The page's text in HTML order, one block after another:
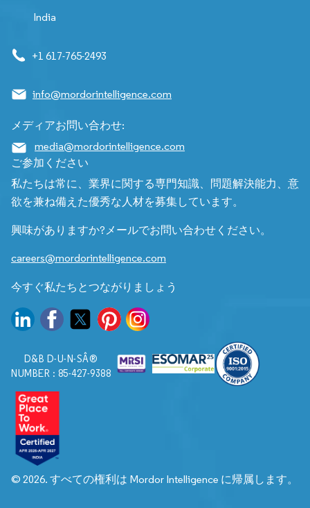
India
+1 617-765-2493
info@mordorintelligence.com
メディアお問い合わせ:
media@mordorintelligence.com
ご参加ください
私たちは常に、業界に関する専門知識、問題解決能力、意
欲を兼ね備えた優秀な人材を募集しています。
興味がありますか?メールでお問い合わせください。
careers@mordorintelligence.com
今すぐ私たちとつながりましょう
D&B D-U-N-SÂ®
NUMBER : 85-427-9388
© 2026. すべての権利は Mordor Intelligence に帰属します。